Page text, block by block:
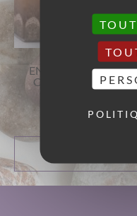
ENCENS BACKFLOW
CÔNES HEM MUSK